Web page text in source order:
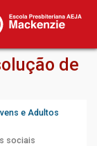
de
e Adultos
sociais